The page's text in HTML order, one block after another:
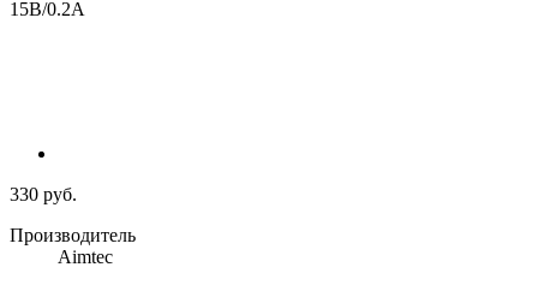
330 руб.
Производитель
Aimtec